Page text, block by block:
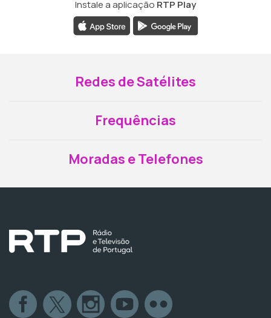
Instale a aplicação RTP Play
Redes de Satélites
Frequências
Moradas e Telefones